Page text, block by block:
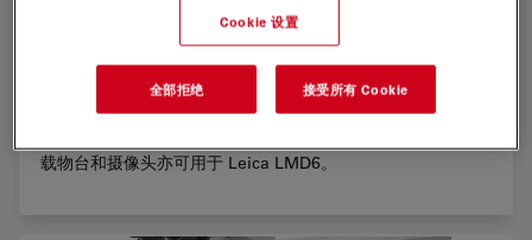
Leica LMD7 带有扫描平台，顶部端口配备 Leica DFC7000 T
摄像头，侧面端口配备 Leica DFC3000 G 摄像头，同时带有
22’’ 笔触显示屏，显示屏上的徕卡激光显微切割应用软件可以
载物台和摄像头亦可用于 Leica LMD6。
Cookie 设置
全部拒绝 接受所有 Cookie